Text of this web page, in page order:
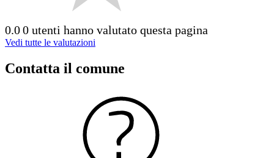
0.00 utenti hanno valutato questa pagina
Vedi tutte le valutazioni
Contatta il comune